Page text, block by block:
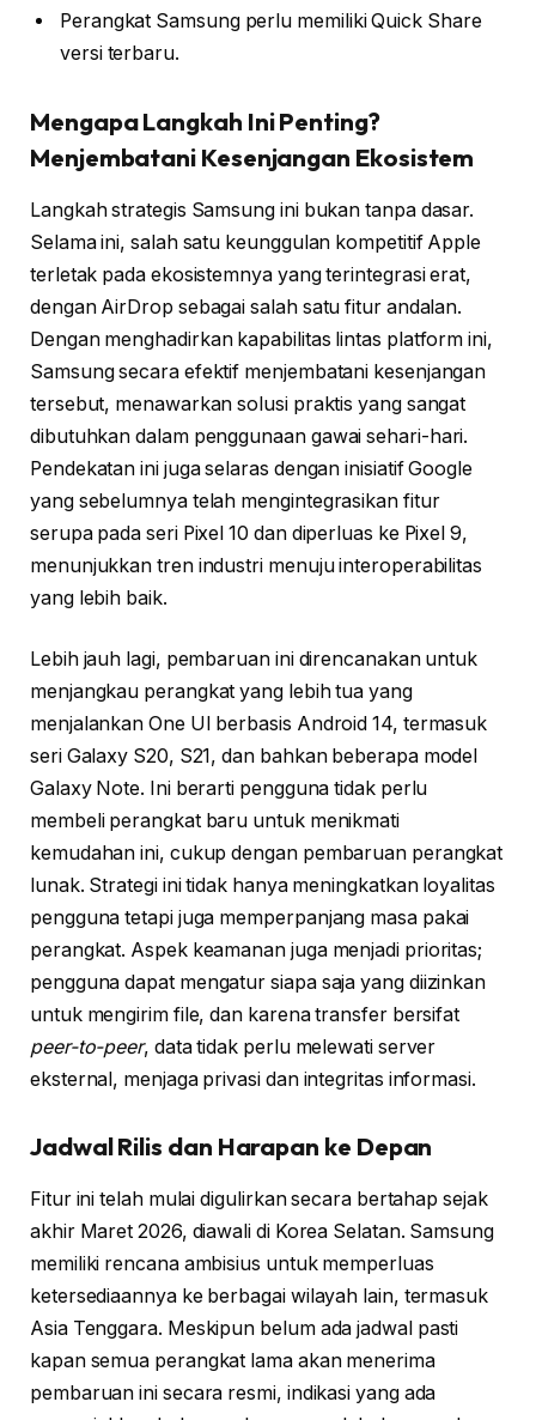
Perangkat Samsung perlu memiliki Quick Share
versi terbaru.
Mengapa Langkah Ini Penting?
Menjembatani Kesenjangan Ekosistem
Langkah strategis Samsung ini bukan tanpa dasar.
Selama ini, salah satu keunggulan kompetitif Apple
terletak pada ekosistemnya yang terintegrasi erat,
dengan AirDrop sebagai salah satu fitur andalan.
Dengan menghadirkan kapabilitas lintas platform ini,
Samsung secara efektif menjembatani kesenjangan
tersebut, menawarkan solusi praktis yang sangat
dibutuhkan dalam penggunaan gawai sehari-hari.
Pendekatan ini juga selaras dengan inisiatif Google
yang sebelumnya telah mengintegrasikan fitur
serupa pada seri Pixel 10 dan diperluas ke Pixel 9,
menunjukkan tren industri menuju interoperabilitas
yang lebih baik.
Lebih jauh lagi, pembaruan ini direncanakan untuk
menjangkau perangkat yang lebih tua yang
menjalankan One UI berbasis Android 14, termasuk
seri Galaxy S20, S21, dan bahkan beberapa model
Galaxy Note. Ini berarti pengguna tidak perlu
membeli perangkat baru untuk menikmati
kemudahan ini, cukup dengan pembaruan perangkat
lunak. Strategi ini tidak hanya meningkatkan loyalitas
pengguna tetapi juga memperpanjang masa pakai
perangkat. Aspek keamanan juga menjadi prioritas;
pengguna dapat mengatur siapa saja yang diizinkan
untuk mengirim file, dan karena transfer bersifat
peer-to-peer, data tidak perlu melewati server
eksternal, menjaga privasi dan integritas informasi.
Jadwal Rilis dan Harapan ke Depan
Fitur ini telah mulai digulirkan secara bertahap sejak
akhir Maret 2026, diawali di Korea Selatan. Samsung
memiliki rencana ambisius untuk memperluas
ketersediaannya ke berbagai wilayah lain, termasuk
Asia Tenggara. Meskipun belum ada jadwal pasti
kapan semua perangkat lama akan menerima
pembaruan ini secara resmi, indikasi yang ada